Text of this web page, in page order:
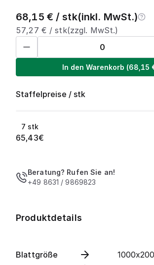
68,15 € / stk(inkl. MwSt.)
57,27 € /stk(zzgl. MwSt.)
In den Warenkorb (68,15
Staffelpreise / stk
7 stk
65,43€
Beratung? Rufen Sie an!
+49 8631 / 9869823
Produktdetails
Blattgröße